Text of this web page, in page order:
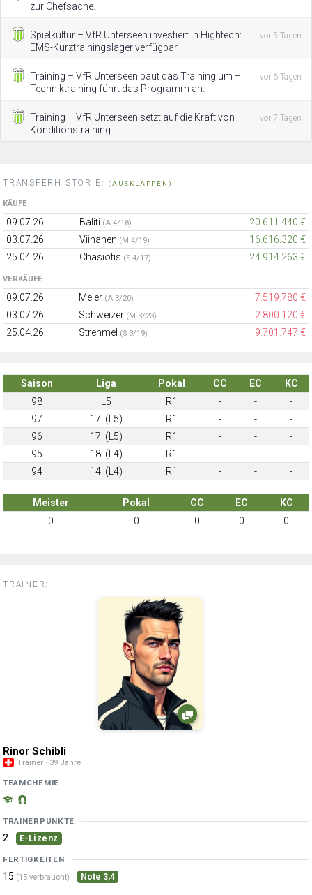
zur Chefsache.
Spielkultur – VfR Unterseen investiert in Hightech:
EMS-Kurztrainingslager verfügbar.
vor 5 Tagen
Training – VfR Unterseen baut das Training um –
Techniktraining führt das Programm an.
vor 6 Tagen
Training – VfR Unterseen setzt auf die Kraft von
Konditionstraining.
vor 7 Tagen
TRANSFERHISTORIE: (AUSKLAPPEN)
KÄUFE
09.07.26 Baliti (A 4/18)
20.611.440 €
03.07.26
Viinanen (M 4/19)
16.616.320 €
25.04.26
Chasiotis (S 4/17) 24.914.263 €
VERKÄUFE
09.07.26 Meier (A 3/20)
7.519.780 €
03.07.26
Schweizer (M 3/23)
2.800.120 €
25.04.26
Strehmel (S 3/19) 9.701.747 €
Saison Liga Pokal CC EC
KC
98
L5 R1 - -
-
97
17. (L5) R1 - -
-
96
17. (L5) R1 - -
-
95
18. (L4) R1 - -
-
94
14. (L4) R1 - - -
Meister Pokal CC EC
KC
0
0 0 0 0
TRAINER:
Rinor Schibli
Trainer · 39 Jahre
TEAMCHEMIE
TRAINERPUNKTE
2 E-Lizenz
FERTIGKEITEN
15 (15 verbraucht) Note 3,4